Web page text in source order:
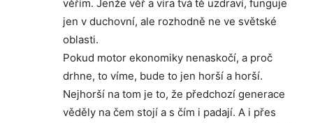
věřím. Jenže věř a víra tvá tě uzdraví, funguje
jen v duchovní, ale rozhodně ne ve světské
oblasti.
Pokud motor ekonomiky nenaskočí, a proč
drhne, to víme, bude to jen horší a horší.
Nejhorší na tom je to, že předchozí generace
věděly na čem stojí a s čím i padají. A i přes